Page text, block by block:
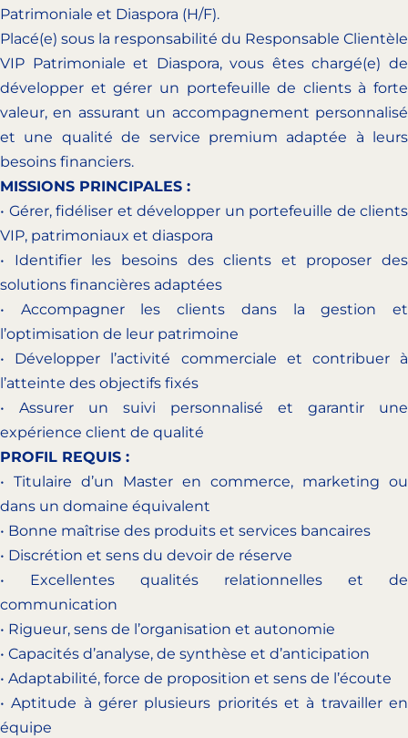
Patrimoniale et Diaspora (H/F).
Placé(e) sous la responsabilité du Responsable Clientèle
VIP Patrimoniale et Diaspora, vous êtes chargé(e) de
développer et gérer un portefeuille de clients à forte
valeur, en assurant un accompagnement personnalisé
et une qualité de service premium adaptée à leurs
besoins financiers.
MISSIONS PRINCIPALES :
• Gérer, fidéliser et développer un portefeuille de clients
VIP, patrimoniaux et diaspora
• Identifier les besoins des clients et proposer des
solutions financières adaptées
• Accompagner les clients dans la gestion et
l’optimisation de leur patrimoine
• Développer l’activité commerciale et contribuer à
l’atteinte des objectifs fixés
• Assurer un suivi personnalisé et garantir une
expérience client de qualité
PROFIL REQUIS :
• Titulaire d’un Master en commerce, marketing ou
dans un domaine équivalent
• Bonne maîtrise des produits et services bancaires
• Discrétion et sens du devoir de réserve
• Excellentes qualités relationnelles et de
communication
• Rigueur, sens de l’organisation et autonomie
• Capacités d’analyse, de synthèse et d’anticipation
• Adaptabilité, force de proposition et sens de l’écoute
• Aptitude à gérer plusieurs priorités et à travailler en
équipe